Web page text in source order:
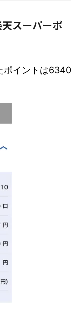
スーパーポ
ポイントは6340